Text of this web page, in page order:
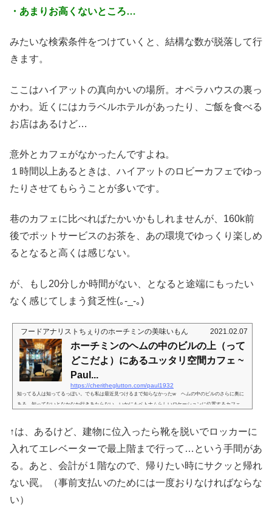
・あまりお高くないところ…
みたいな検索条件をつけていくと、結構な数が脱落して行
きます。
ここはハイアットの真向かいの場所。オペラハウスの裏っ
かわ。近くにはカラベルホテルがあったり、ご飯を食べる
お店はあるけど…
意外とカフェがなかったんですよね。
１時間以上あるときは、ハイアットのロビーカフェでゆっ
たりさせてもらうことが多いです。
巷のカフェに比べればたかいかもしれませんが、160k前
後でポットサービスのお茶を、あの環境でゆっくり楽しめ
るとなると高くは感じない。
が、もし20分しか時間がない、となると途端にもったい
なく感じてしまう貧乏性(｡-_-｡)
フードアナリストちぇりのホーチミンの美味いもん 2021.02.07
ホーチミンのヘムの中のビルの上（って
どこだよ）にあるユッタリ空間カフェ ~
Paul...
https://cheritheglutton.com/paul1932
知ってる人は知ってるっぽい。でも私は最近見つけるまで知らなかったw ヘムの中のビルのさらに奥に
ある、知ってないとなかなか行きあたらない、いかにもベトナムらしいロケーションに位置するカフェ。
て行くと、左手側に、スパがあります。そこの写真を撮り損ねていて大変恐縮ですが、そのスパに入る時
に「カフェに行きたいんだけ...
↑は、あるけど、建物に位入ったら靴を脱いでロッカーに
入れてエレベーターで最上階まで行って…という手間があ
る。あと、会計が１階なので、帰りたい時にサクッと帰れ
ない罠。（事前支払いのためには一度おりなければならな
い）